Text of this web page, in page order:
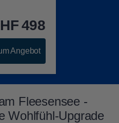
498
Angebot
Fleesensee -
Wohlfühl-Upgrade